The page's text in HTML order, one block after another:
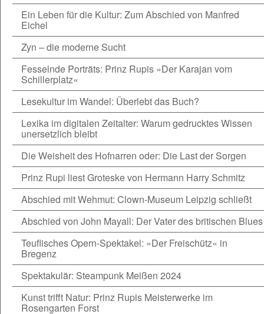
Ein Leben für die Kultur: Zum Abschied von Manfred
Eichel
Zyn – die moderne Sucht
Fesselnde Porträts: Prinz Rupis »Der Karajan vom
Schillerplatz«
Lesekultur im Wandel: Überlebt das Buch?
Lexika im digitalen Zeitalter: Warum gedrucktes Wissen
unersetzlich bleibt
Die Weisheit des Hofnarren oder: Die Last der Sorgen
Prinz Rupi liest Groteske von Hermann Harry Schmitz
Abschied mit Wehmut: Clown-Museum Leipzig schließt
Abschied von John Mayall: Der Vater des britischen Blues
Teuflisches Opern-Spektakel: »Der Freischütz« in
Bregenz
Spektakulär: Steampunk Meißen 2024
Kunst trifft Natur: Prinz Rupis Meisterwerke im
Rosengarten Forst